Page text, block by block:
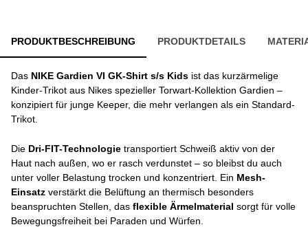
PRODUKTBESCHREIBUNG PRODUKTDETAILS
Das NIKE Gardien VI GK-Shirt s/s Kids ist das kurzärmelige
Kinder-Trikot aus Nikes spezieller Torwart-Kollektion Gardien –
konzipiert für junge Keeper, die mehr verlangen als ein Standard-
Trikot.
Die Dri-FIT-Technologie transportiert Schweiß aktiv von der
Haut nach außen, wo er rasch verdunstet – so bleibst du auch
unter voller Belastung trocken und konzentriert. Ein Mesh-
Einsatz verstärkt die Belüftung an thermisch besonders
beanspruchten Stellen, das flexible Ärmelmaterial sorgt für volle
Bewegungsfreiheit bei Paraden und Würfen.